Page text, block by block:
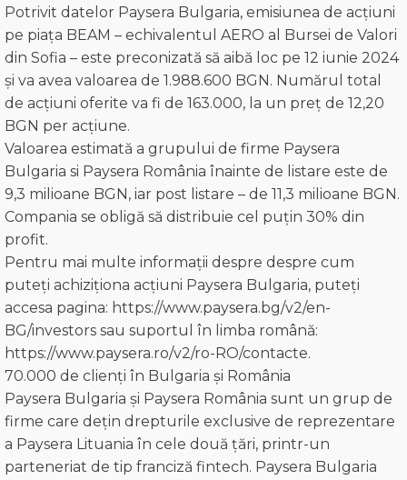
Potrivit datelor Paysera Bulgaria, emisiunea de acțiuni
pe piața BEAM – echivalentul AERO al Bursei de Valori
din Sofia – este preconizată să aibă loc pe 12 iunie 2024
și va avea valoarea de 1.988.600 BGN. Numărul total
de acțiuni oferite va fi de 163.000, la un preț de 12,20
BGN per acțiune.
Valoarea estimată a grupului de firme Paysera
Bulgaria si Paysera România înainte de listare este de
9,3 milioane BGN, iar post listare – de 11,3 milioane BGN.
Compania se obligă să distribuie cel puțin 30% din
profit.
Pentru mai multe informații despre despre cum
puteți achiziționa acțiuni Paysera Bulgaria, puteți
accesa pagina: https://www.paysera.bg/v2/en-
BG/investors sau suportul în limba română:
https://www.paysera.ro/v2/ro-RO/contacte.
70.000 de clienți în Bulgaria și România
Paysera Bulgaria și Paysera România sunt un grup de
firme care dețin drepturile exclusive de reprezentare
a Paysera Lituania în cele două țări, printr-un
parteneriat de tip franciză fintech. Paysera Bulgaria